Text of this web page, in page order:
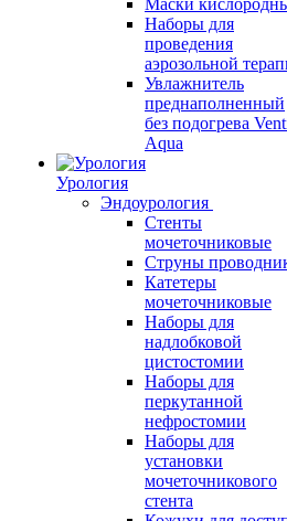
Маски
Наборы для
проведения
аэрозольной
Увлажнитель
преднаполненный
без подогрева
Aqua
Урология
Эндоурология
Стенты
мочеточниковые
Струны
Катетеры
мочеточниковые
Наборы для
надлобковой
цистостомии
Наборы для
перкутанной
нефростомии
Наборы для
установки
мочеточникового
стента